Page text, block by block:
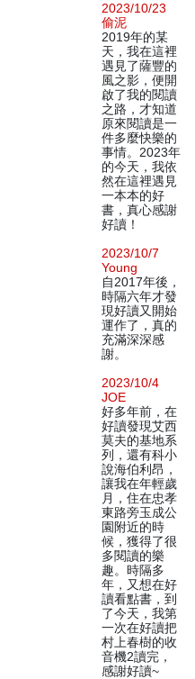
2023/10/23
偷泥
2019年的某
天，我在這裡
遇見了薩豐的
風之影，便開
啟了我的閱讀
之路，才知道
原來閱讀是一
件多麼快樂的
事情。2023年
的今天，我依
然在這裡遇見
一本本的好
書，真心感謝
好讀！
2023/10/7
Young
自2017年後，
時隔六年才發
現好讀又開始
運作了，真的
充滿深深感
謝。
2023/10/4
JOE
好多年前，在
好讀發現艾西
莫夫的基地系
列，還有科小
說海伯利昂，
讓我在年輕歲
月，住在忠孝
東路旁玉成公
園附近的時
候，獲得了很
多閱讀的樂
趣。時隔多
年，又想在好
讀看點書，到
了今天，我第
一次在好讀把
村上春樹的收
音機2讀完，
感謝好讀~